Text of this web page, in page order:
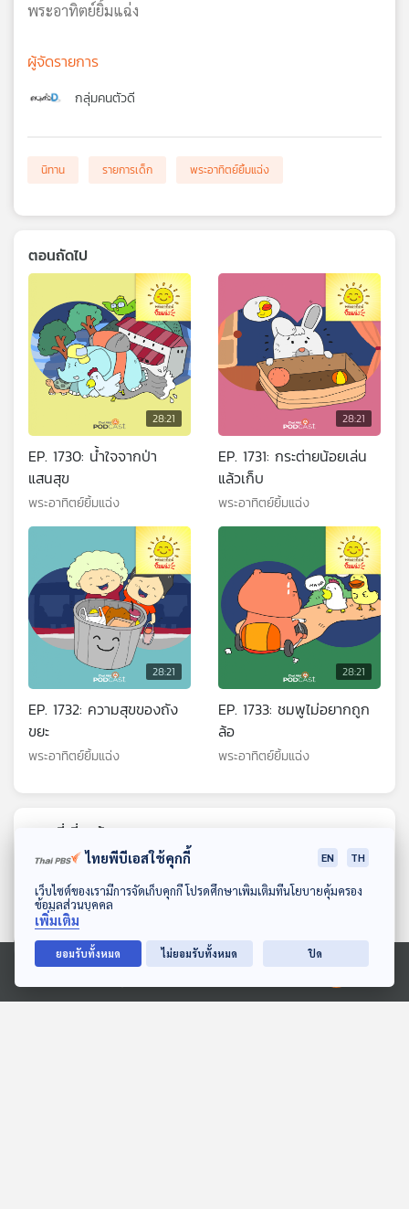
ดาวน์โหลด Thai PBS Podcast Application
Ⓒ 2020 องค์การกระจายเสียงและแพร่ภาพสาธารณะแห่งประเทศไทย
พระอาทิตย์ยิ้มแฉ่ง
ผู้จัดรายการ
กลุ่มคนตัวดี
นิทาน รายการเด็ก พระอาทิตย์ยิ้มแฉ่ง
ตอนถัดไป
28:21
EP. 1730: น้ำใจจากป่า
แสนสุข
พระอาทิตย์ยิ้มแฉ่ง
28:21
EP. 1731: กระต่ายน้อยเล่น
แล้วเก็บ
พระอาทิตย์ยิ้มแฉ่ง
28:21
EP. 1732: ความสุขของถัง
ขยะ
พระอาทิตย์ยิ้มแฉ่ง
28:21
EP. 1733: ชมพูไม่อยากถูก
ล้อ
พระอาทิตย์ยิ้มแฉ่ง
ตอนที่เกี่ยวข้อง
ไทยพีบีเอสใช้คุกกี้ EN TH
เว็บไซต์ของเรามีการจัดเก็บคุกกี้ โปรดศึกษาเพิ่มเติมที่นโยบายคุ้มครอง
ข้อมูลส่วนบุคคล
เพิ่มเติม
ยอมรับทั้งหมด ไม่ยอมรับทั้งหมด ปิด